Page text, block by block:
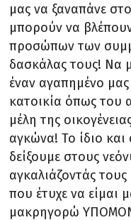
μας να ξαναπάνε
μπορούν να
προσώπων των
δασκάλας τους! Να
έναν αγαπημένο
κατοικία όπως του
μέλη της
αγκώνα! Το ίδιο
δείξουμε στους
αγκαλιάζοντάς
που έτυχε να είμαι
μακρηγορώ